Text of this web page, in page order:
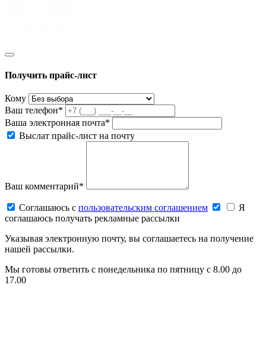
Получить прайс-лист
Кому
Ваш телефон*
Ваша электронная почта*
Выслат прайс-лист на почту
Ваш комментарий*
Соглашаюсь c пользовательским соглашением
Я
соглашаюсь получать рекламные рассылки
Указывая электронную почту, вы соглашаетесь на получение
нашей рассылки.
Мы готовы ответить с понедельника по пятницу с 8.00 до
17.00